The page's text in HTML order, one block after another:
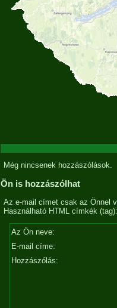
Még nincsenek hozzászólások.
Ön is hozzászólhat
Az e-mail címet csak az Önnel
Használható HTML címkék
Az Ön neve:
E-mail címe:
Hozzászólás: